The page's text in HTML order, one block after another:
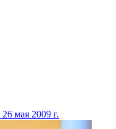
26 мая 2009 г.